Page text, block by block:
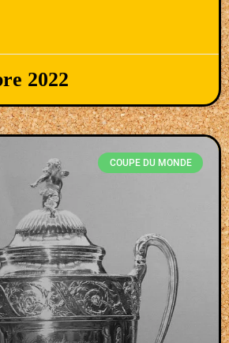
2022
COUPE DU MONDE